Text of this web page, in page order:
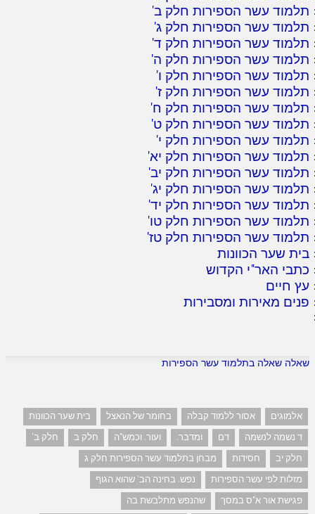
תלמוד עשר הספירות חלק ב'
תלמוד עשר הספירות חלק ג'
תלמוד עשר הספירות חלק ד'
תלמוד עשר הספירות חלק ה'
תלמוד עשר הספירות חלק ו'
תלמוד עשר הספירות חלק ז'
תלמוד עשר הספירות חלק ח'
תלמוד עשר הספירות חלק ט'
תלמוד עשר הספירות חלק י'
תלמוד עשר הספירות חלק יא'
תלמוד עשר הספירות חלק יב'
תלמוד עשר הספירות חלק יג'
תלמוד עשר הספירות חלק יד'
תלמוד עשר הספירות חלק טו'
תלמוד עשר הספירות חלק טז'
בית שער הכוונות
כתבי האר"י הקדוש
עץ חיים
פנים מאירות ומסבירות
שאלה שאלה בתלמוד עשר הספירות
אלמוגים אסור ללמוד קבלה בחומר של הנאצל
בית שער הכוונות
ד נשמה לנשמה
דם ומדבר. ועור. וכמש"ה חלק ב
חלק ב'
חלק יב
חסידות
מבחן בתלמוד עשר הספירות חלק ג
מזלות לפי עשר הספירות
נפש. בחינה הב' שהוא הגוף
פגישת אור א"ס במסך
שהנפש מתלבשת בה